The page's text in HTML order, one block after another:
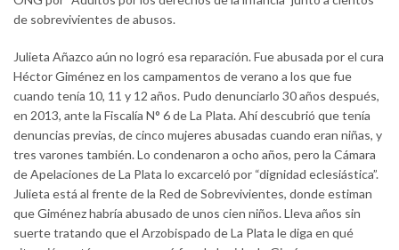
de sobrevivientes de abusos.
Julieta Añazco aún no logró esa reparación. Fue abusada por el cura
Héctor Giménez en los campamentos de verano a los que fue
cuando tenía 10, 11 y 12 años. Pudo denunciarlo 30 años después,
en 2013, ante la Fiscalía N° 6 de La Plata. Ahí descubrió que tenía
denuncias previas, de cinco mujeres abusadas cuando eran niñas, y
tres varones también. Lo condenaron a ocho años, pero la Cámara
de Apelaciones de La Plata lo excarceló por “dignidad eclesiástica”.
Julieta está al frente de la Red de Sobrevivientes, donde estiman
que Giménez habría abusado de unos cien niños. Lleva años sin
suerte tratando que el Arzobispado de La Plata le diga en qué